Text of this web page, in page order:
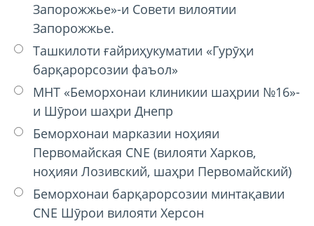
Запорожжье»-и Совети вилоятии
Запорожжье.
Ташкилоти ғайриҳукуматии «Гурӯҳи
барқарорсозии фаъол»
МНТ «Беморхонаи клиникии шаҳрии №16»-
и Шӯрои шаҳри Днепр
Беморхонаи марказии ноҳияи
Первомайская CNE (вилояти Харков,
ноҳияи Лозивский, шаҳри Первомайский)
Беморхонаи барқарорсозии минтақавии
CNE Шӯрои вилояти Херсон